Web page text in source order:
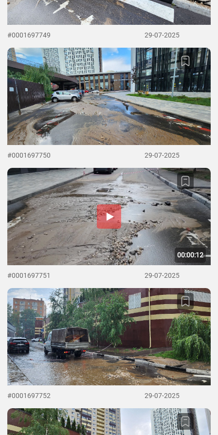
#0001697749 29-07-2025
#0001697750 29-07-2025
00:00:12
#0001697751 29-07-2025
#0001697752 29-07-2025